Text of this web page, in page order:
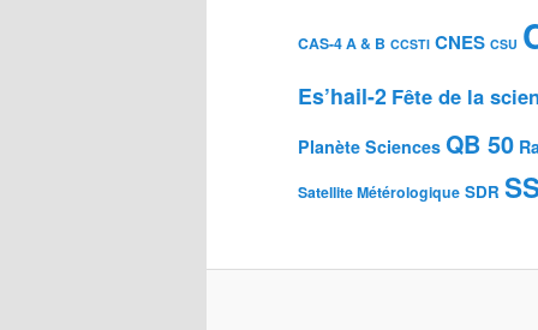
CAS-4 A & B CCSTI CNES CSU
Es’hail-2 Fête de la
Planète Sciences QB 50
Satellite Métérologique SDR